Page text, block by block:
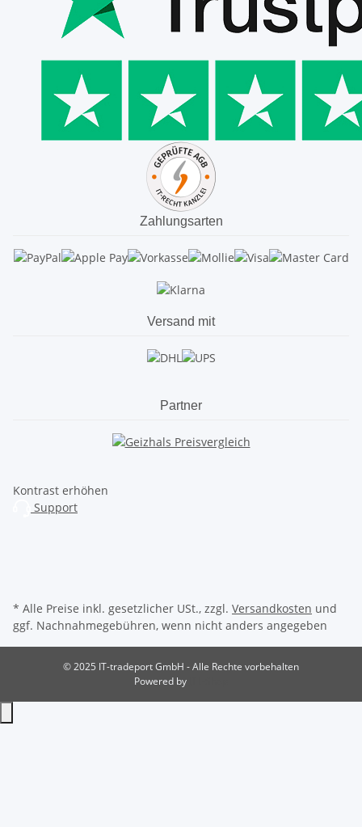
Zahlungsarten
Versand mit
Partner
Kontrast erhöhen
Support
* Alle Preise inkl. gesetzlicher USt., zzgl. Versandkosten und
ggf. Nachnahmegebühren, wenn nicht anders angegeben
© 2025 IT-tradeport GmbH - Alle Rechte vorbehalten
Powered by